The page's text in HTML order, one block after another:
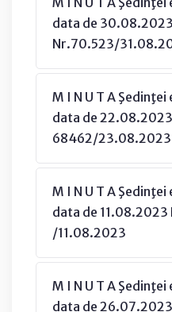
data de 30.08.2023
Nr.70.523/
M I N U T A
data de
68462/23.08.2023
M I N U T A
data de
/11.08.2023
M I N U T A
data de 26.07.2023